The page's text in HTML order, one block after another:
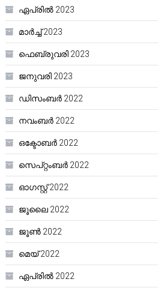
ഏപ്രിൽ 2023
മാർച്ച്‌ 2023
ഫെബ്രുവരി 2023
ജനുവരി 2023
ഡിസംബർ 2022
നവംബർ 2022
ഒക്ടോബർ 2022
സെപ്റ്റംബർ 2022
ഓഗസ്റ്റ്‌ 2022
ജൂലൈ 2022
ജൂൺ 2022
മെയ്‌ 2022
ഏപ്രിൽ 2022